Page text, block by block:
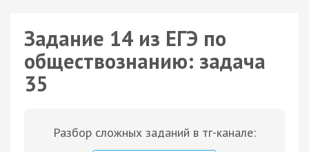
Задание 14 из ЕГЭ по
обществознанию: задача
35
Разбор сложных заданий в тг-канале: